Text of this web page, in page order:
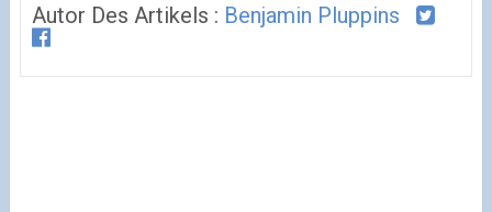
Autor Des Artikels : Benjamin Pluppins